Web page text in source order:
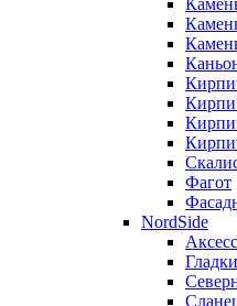
Фагот
NordSide